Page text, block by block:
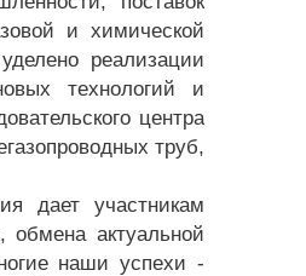
и химической
реализации
технологий и
центра
труб,
дает участникам
обмена актуальной
наши успехи -